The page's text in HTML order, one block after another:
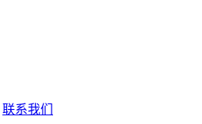
联系我们